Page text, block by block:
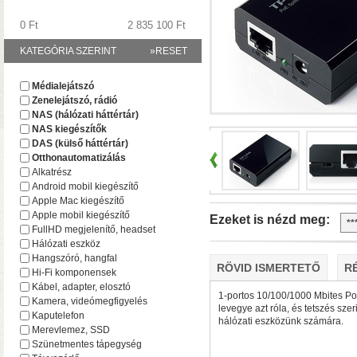
A TerraMaster-nél
F2-425 és F4-425
(16 GB-ig bővíthető!)
Plusz teljesítmény
F2-425 Plus és F4-
(32 GB-ig bővíthető!)
•
(tárhely és/vagy cache)
Ezeket is nézd meg:
RÖVID ISMERTETŐ
1-portos 10/100/1000 Mbites
levegye azt róla, és tetszés
hálózati eszközünk számára.
0 Ft 2 835 100 Ft
»RESET
KATEGÓRIA SZERINT
Médialejátszó
Zenelejátszó, rádió
NAS (hálózati háttértár)
NAS kiegészítők
DAS (külső háttértár)
Otthonautomatizálás
Alkatrész
Android mobil kiegészítő
Apple Mac kiegészítő
Apple mobil kiegészítő
FullHD megjelenítő, headset
Hálózati eszköz
Hangszóró, hangfal
Hi-Fi komponensek
Kábel, adapter, elosztó
Kamera, videómegfigyelés
Kaputelefon
Merevlemez, SSD
Szünetmentes tápegység